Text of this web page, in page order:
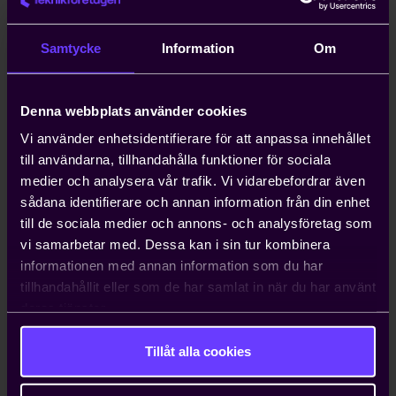
Samtycke Information Om
Denna webbplats använder cookies
Vi använder enhetsidentifierare för att anpassa innehållet
till användarna, tillhandahålla funktioner för sociala
medier och analysera vår trafik. Vi vidarebefordrar även
sådana identifierare och annan information från din enhet
till de sociala medier och annons- och analysföretag som
vi samarbetar med. Dessa kan i sin tur kombinera
informationen med annan information som du har
tillhandahållit eller som de har samlat in när du har använt
Tillåt alla cookies
anställa icke-EU-medborgare kan ta upp
till ett år. Teknikföretagen kan ordna
Hjälp med att driva viktiga
näringspolitiska frågor
Vi bedriver påverkans- och
opinionsarbete i Sverige och EU för att
ta tillvara våra medlemmars intressen.
Genom oss har du möjlighet att påverka
beslut som du som enskilt företag i
vanliga fall bara får ta konsekvenserna av.